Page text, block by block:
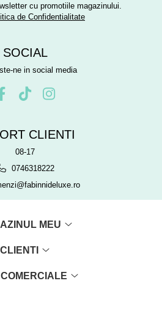
cu promotiile magazinului.
de Confidentialitate
SOCIAL
ne in social media
CLIENTI
08-17
0746318222
MEU
CLIENTI